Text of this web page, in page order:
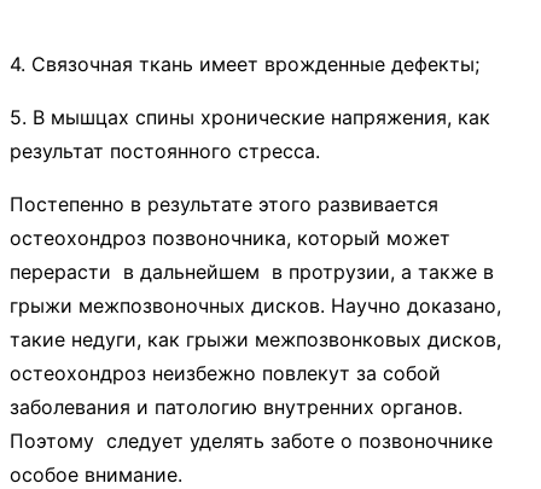
4. Связочная ткань имеет врожденные дефекты;
5. В мышцах спины хронические напряжения, как
результат постоянного стресса.
Постепенно в результате этого развивается
остеохондроз позвоночника, который может
перерасти в дальнейшем в протрузии, а также в
грыжи межпозвоночных дисков. Научно доказано,
такие недуги, как грыжи межпозвонковых дисков,
остеохондроз неизбежно повлекут за собой
заболевания и патологию внутренних органов.
Поэтому следует уделять заботе о позвоночнике
особое внимание.